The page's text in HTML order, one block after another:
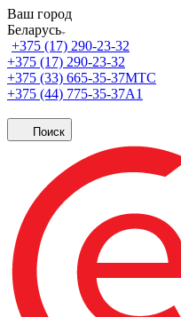
Ваш город
Беларусь
+375 (17) 290-23-32
+375 (17) 290-23-32
+375 (33) 665-35-37МТС
+375 (44) 775-35-37А1
Поиск